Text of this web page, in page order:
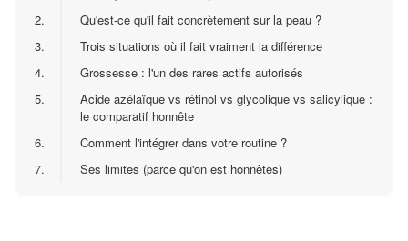
2.
Qu'est-ce qu'il fait concrètement sur la peau ?
3.
Trois situations où il fait vraiment la différence
4.
Grossesse : l'un des rares actifs autorisés
5.
Acide azélaïque vs rétinol vs glycolique vs salicylique :
le comparatif honnête
6.
Comment l'intégrer dans votre routine ?
7.
Ses limites (parce qu'on est honnêtes)